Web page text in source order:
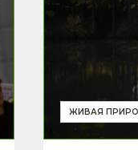
ЖИВАЯ